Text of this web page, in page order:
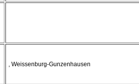
, Weissenburg-Gunzenhausen